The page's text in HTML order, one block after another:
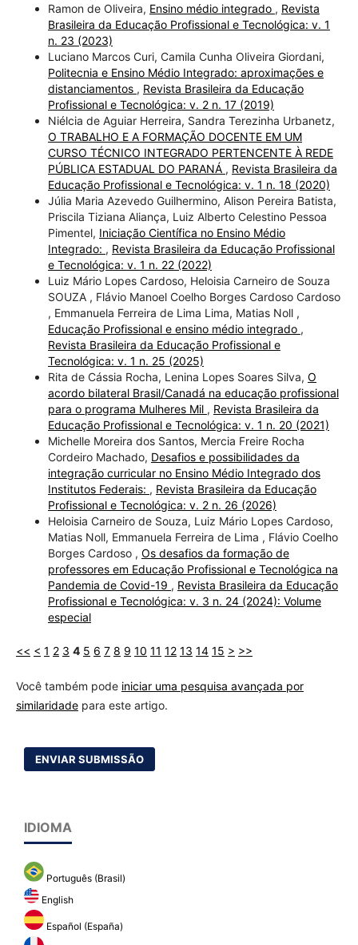
Ramon de Oliveira, Ensino médio integrado , Revista
Brasileira da Educação Profissional e Tecnológica: v. 1
n. 23 (2023)
Luciano Marcos Curi, Camila Cunha Oliveira Giordani,
Politecnia e Ensino Médio Integrado: aproximações e
distanciamentos , Revista Brasileira da Educação
Profissional e Tecnológica: v. 2 n. 17 (2019)
Niélcia de Aguiar Herreira, Sandra Terezinha Urbanetz,
O TRABALHO E A FORMAÇÃO DOCENTE EM UM
CURSO TÉCNICO INTEGRADO PERTENCENTE À REDE
PÚBLICA ESTADUAL DO PARANÁ , Revista Brasileira da
Educação Profissional e Tecnológica: v. 1 n. 18 (2020)
Júlia Maria Azevedo Guilhermino, Alison Pereira Batista,
Priscila Tiziana Aliança, Luiz Alberto Celestino Pessoa
Pimentel, Iniciação Científica no Ensino Médio
Integrado: , Revista Brasileira da Educação Profissional
e Tecnológica: v. 1 n. 22 (2022)
Luiz Mário Lopes Cardoso, Heloisia Carneiro de Souza
SOUZA , Flávio Manoel Coelho Borges Cardoso Cardoso
, Emmanuela Ferreira de Lima Lima, Matias Noll ,
Educação Profissional e ensino médio integrado ,
Revista Brasileira da Educação Profissional e
Tecnológica: v. 1 n. 25 (2025)
Rita de Cássia Rocha, Lenina Lopes Soares Silva, O
acordo bilateral Brasil/Canadá na educação profissional
para o programa Mulheres Mil , Revista Brasileira da
Educação Profissional e Tecnológica: v. 1 n. 20 (2021)
Michelle Moreira dos Santos, Mercia Freire Rocha
Cordeiro Machado, Desafios e possibilidades da
integração curricular no Ensino Médio Integrado dos
Institutos Federais: , Revista Brasileira da Educação
Profissional e Tecnológica: v. 2 n. 26 (2026)
Heloisia Carneiro de Souza, Luiz Mário Lopes Cardoso,
Matias Noll, Emmanuela Ferreira de Lima , Flávio Coelho
Borges Cardoso , Os desafios da formação de
professores em Educação Profissional e Tecnológica na
Pandemia de Covid-19 , Revista Brasileira da Educação
Profissional e Tecnológica: v. 3 n. 24 (2024): Volume
especial
<< < 1 2 3 4 5 6 7 8 9 10 11 12 13 14 15 > >>
Você também pode iniciar uma pesquisa avançada por
similaridadepara este artigo.
ENVIAR SUBMISSÃO
IDIOMA
Português (Brasil)
English
Español (España)